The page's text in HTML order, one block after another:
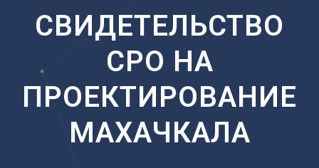
Барнаул
Белгород
В
Владивосток
Владикавказ
Владимир
Волгоград
Р
Рязань
С
Самара
Саранск
Саратов
СВИДЕТЕЛЬСТВО
СРО НА
ПРОЕКТИРОВАНИЕ
МАХАЧКАЛА